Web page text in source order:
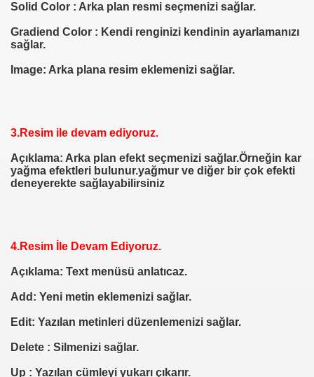
Solid Color : Arka plan resmi seçmenizi sağlar.
Gradiend Color : Kendi renginizi kendinin ayarlamanızı
sağlar.
Image: Arka plana resim eklemenizi sağlar.
3.Resim ile devam ediyoruz.
Açıklama: Arka plan efekt seçmenizi sağlar.Örneğin kar
yağma efektleri bulunur.yağmur ve diğer bir çok efekti
deneyerekte sağlayabilirsiniz
4.Resim İle Devam Ediyoruz.
Açıklama: Text menüsü anlatıcaz.
Add: Yeni metin eklemenizi sağlar.
Edit: Yazılan metinleri düzenlemenizi sağlar.
Delete : Silmenizi sağlar.
Up : Yazılan cümleyi yukarı çıkarır.
KOD EKLEME